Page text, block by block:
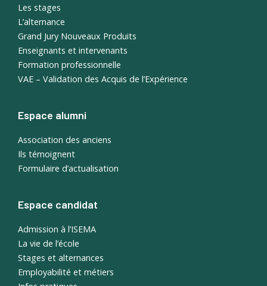
Les stages
L’alternance
Grand Jury Nouveaux Produits
Enseignants et intervenants
Formation professionnelle
VAE – Validation des Acquis de l’Expérience
Espace alumni
Association des anciens
Ils témoignent
Formulaire d’actualisation
Espace candidat
Admission à l’ISEMA
La vie de l’école
Stages et alternances
Employabilité et métiers